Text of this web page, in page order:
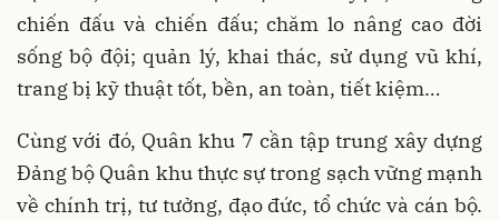
chiến đấu và chiến đấu; chăm lo nâng cao đời
sống bộ đội; quản lý, khai thác, sử dụng vũ khí,
trang bị kỹ thuật tốt, bền, an toàn, tiết kiệm…
Cùng với đó, Quân khu 7 cần tập trung xây dựng
Đảng bộ Quân khu thực sự trong sạch vững mạnh
về chính trị, tư tưởng, đạo đức, tổ chức và cán bộ.